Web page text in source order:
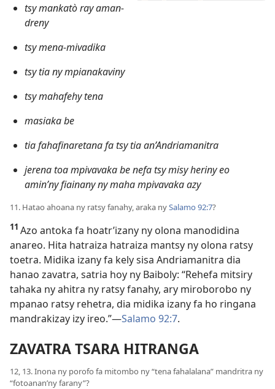
tsy mankatò ray aman-
dreny
tsy mena-mivadika
tsy tia ny mpianakaviny
tsy mahafehy tena
masiaka be
tia fahafinaretana fa tsy tia an’Andriamanitra
jerena toa mpivavaka be nefa tsy misy heriny eo
amin’ny fiainany ny maha mpivavaka azy
11. Hatao ahoana ny ratsy fanahy, araka nySalamo 92:7?
11 Azo antoka fa hoatr’izany ny olona manodidina
anareo. Hita hatraiza hatraiza mantsy ny olona ratsy
toetra. Midika izany fa kely sisa Andriamanitra dia
hanao zavatra, satria hoy ny Baiboly: “Rehefa mitsiry
tahaka ny ahitra ny ratsy fanahy, ary miroborobo ny
mpanao ratsy rehetra, dia midika izany fa ho ringana
mandrakizay izy ireo.”—Salamo 92:7.
ZAVATRA TSARA HITRANGA
12, 13. Inona ny porofo fa mitombo ny “tena fahalalana” mandritra ny
“fotoanan’ny farany”?